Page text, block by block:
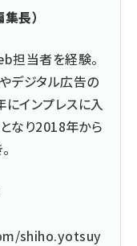
長）
担当者を経験。
デジタル広告の
インプレスに入
なり2018年から
shiho.yotsuy